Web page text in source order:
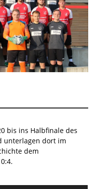
bis ins Halbfinale des
unterlagen dort im
dem